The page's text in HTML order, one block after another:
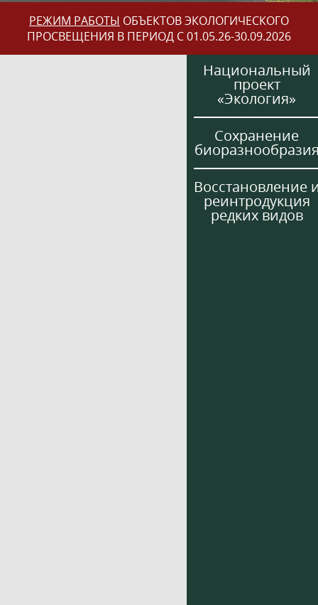
РЕЖИМ РАБОТЫ ОБЪЕКТОВ ЭКОЛОГИЧЕСКОГО
ПРОСВЕЩЕНИЯ В ПЕРИОД С 01.05.26-30.09.2026
Национальный
проект
«Экология»
Сохранение
Восстановление
реинтродукция
редких видов